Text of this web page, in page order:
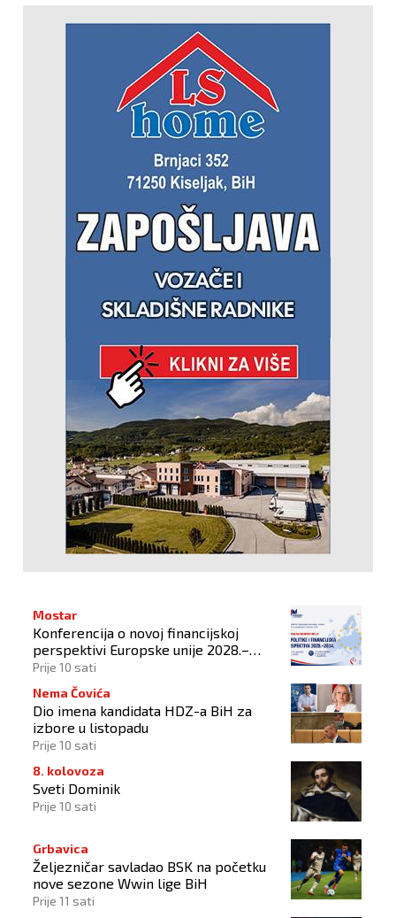
Mostar
Konferencija o novoj financijskoj
perspektivi Europske unije 2028.–
2034.
Prije 10 sati
Nema Čovića
Dio imena kandidata HDZ-a BiH za
izbore u listopadu
Prije 10 sati
8. kolovoza
Sveti Dominik
Prije 10 sati
Grbavica
Željezničar savladao BSK na početku
nove sezone Wwin lige BiH
Prije 11 sati